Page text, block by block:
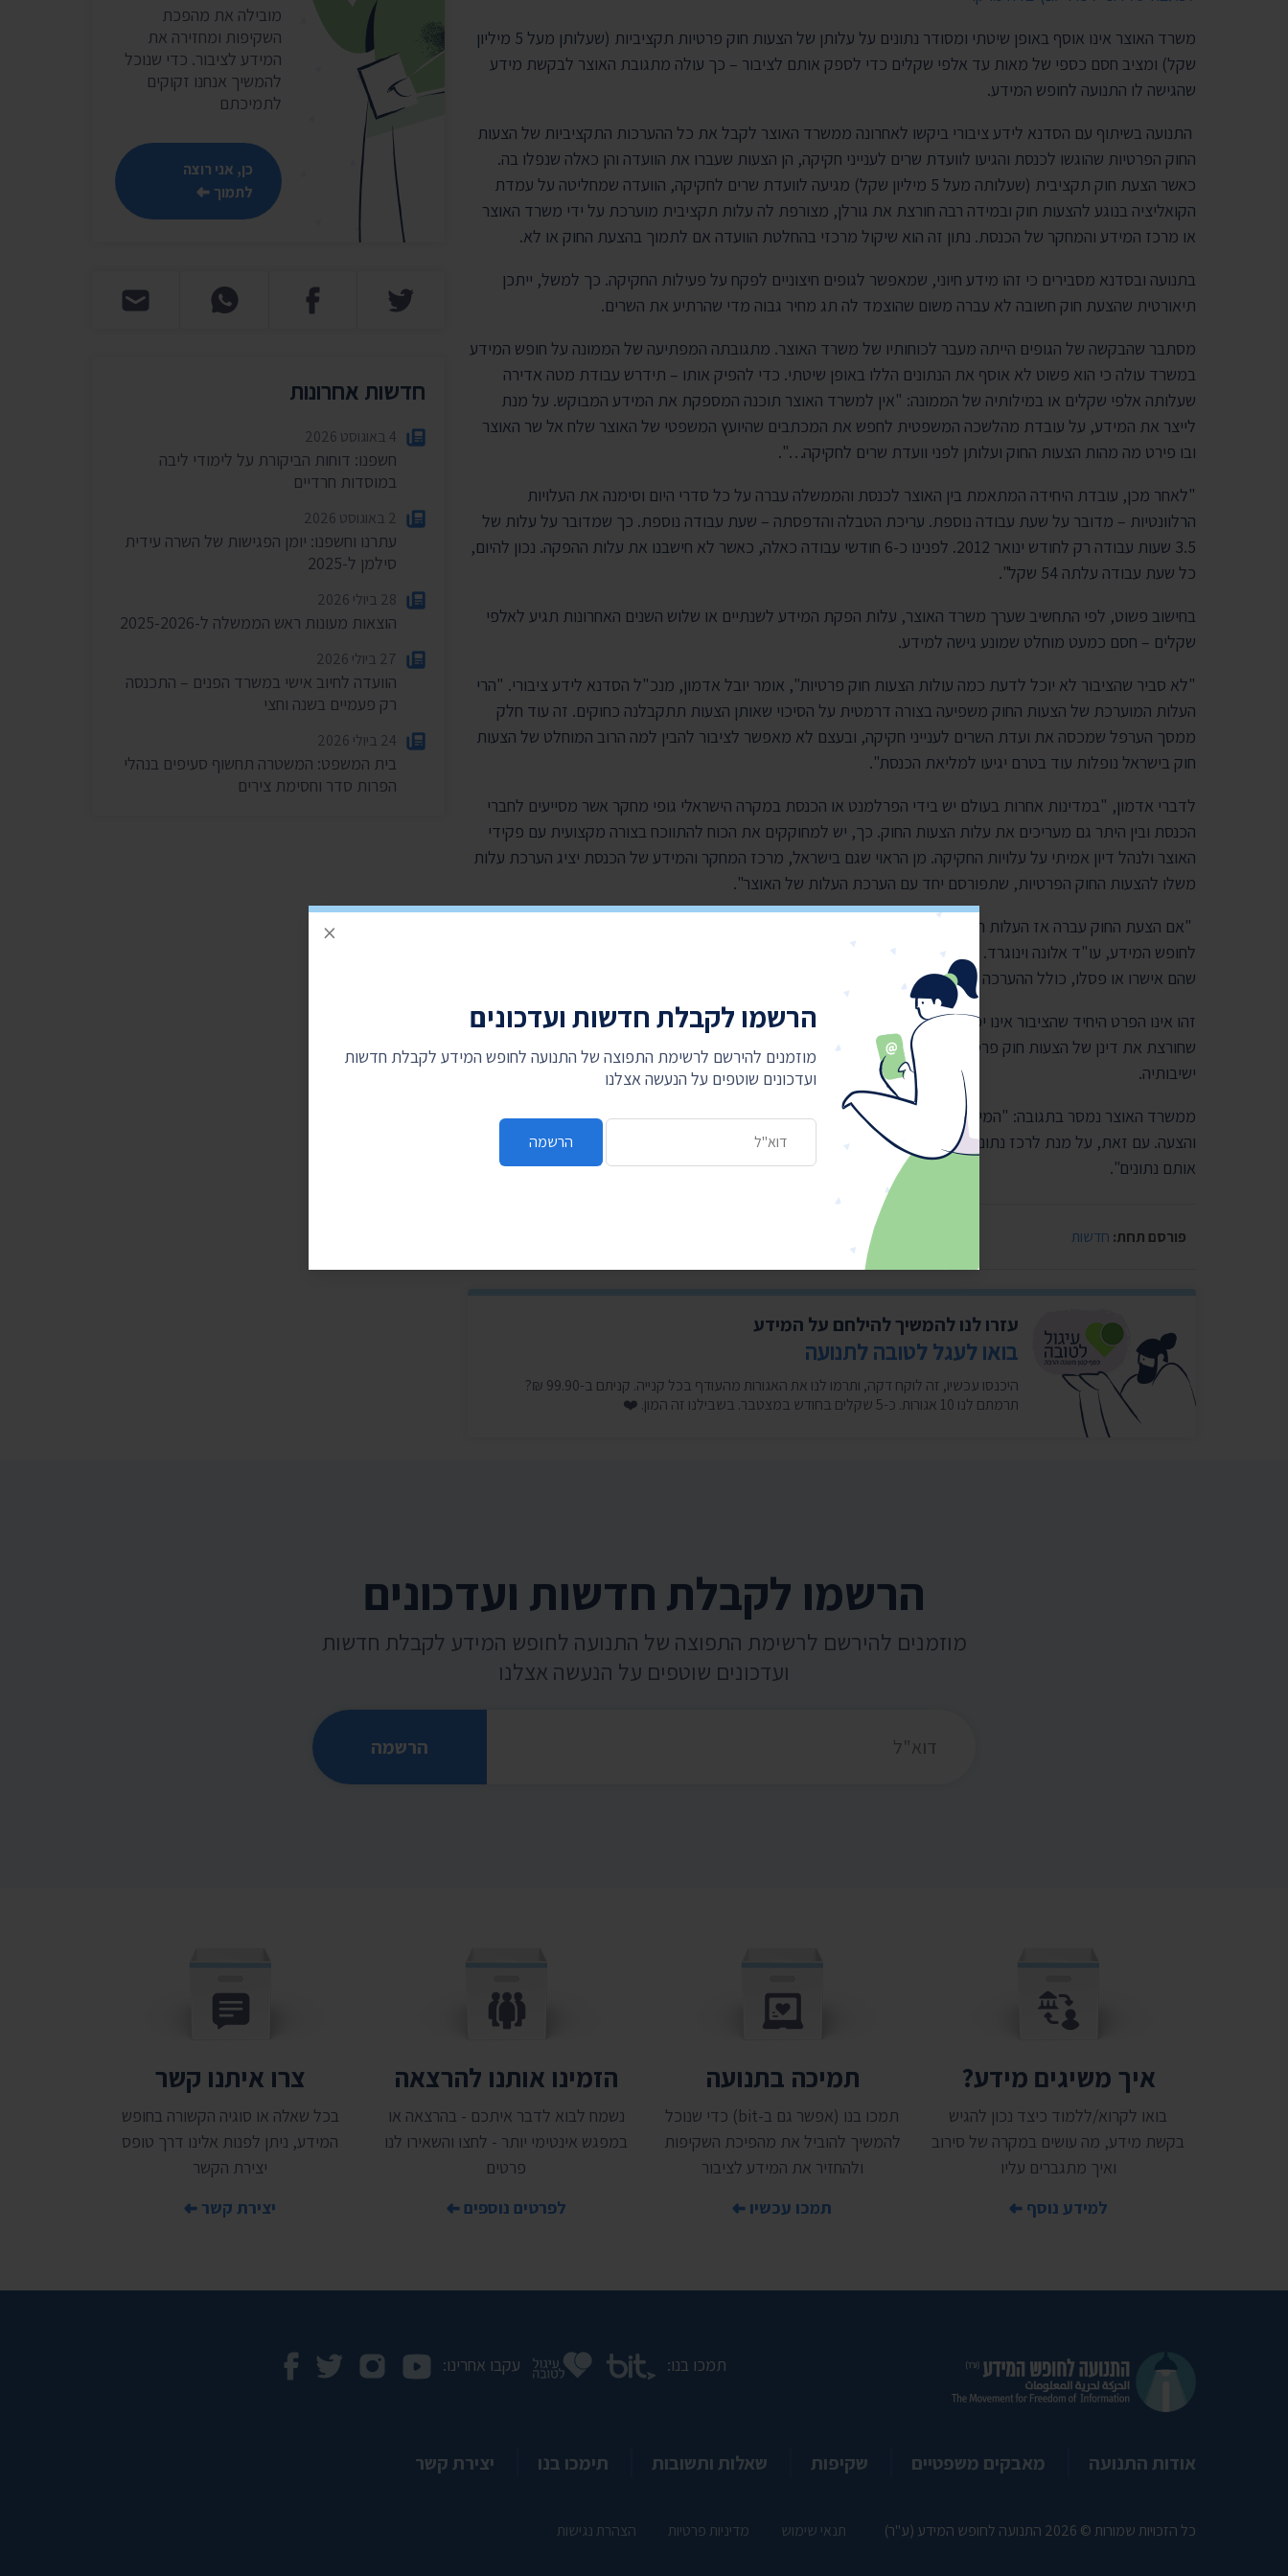
הרשמו לקבלת חדשות ועדכונים
מוזמנים להירשם לרשימת התפוצה של התנועה לחופש המידע לקבלת חדשות
ועדכונים שוטפים על הנעשה אצלנו
הרשמה
×
בית הנשיא
נושאים נוספים ›
משרד האוצר אינו אוסף באופן שיטתי ומסודר נתונים על עלותן של הצעות חוק פרטיות תקציביות (שעלותן מעל 5 מיליון
שקל) ומציב חסם כספי של מאות עד אלפי שקלים כדי לספק אותם לציבור – כך עולה מתגובת האוצר לבקשת מידע
שהגישה לו התנועה לחופש המידע.
התנועה בשיתוף עם הסדנא לידע ציבורי ביקשו לאחרונה ממשרד האוצר לקבל את כל ההערכות התקציביות של הצעות
החוק הפרטיות שהוגשו לכנסת והגיעו לוועדת שרים לענייני חקיקה, הן הצעות שעברו את הוועדה והן כאלה שנפלו בה.
כאשר הצעת חוק תקציבית (שעלותה מעל 5 מיליון שקל) מגיעה לוועדת שרים לחקיקה, הוועדה שמחליטה על עמדת
הקואליציה בנוגע להצעות חוק ובמידה רבה חורצת את גורלן, מצורפת לה עלות תקציבית מוערכת על ידי משרד האוצר
או מרכז המידע והמחקר של הכנסת. נתון זה הוא שיקול מרכזי בהחלטת הוועדה אם לתמוך בהצעת החוק או לא.
בתנועה ובסדנא מסבירים כי זהו מידע חיוני, שמאפשר לגופים חיצוניים לפקח על פעילות החקיקה. כך למשל, ייתכן
תיאורטית שהצעת חוק חשובה לא עברה משום שהוצמד לה תג מחיר גבוה מדי שהרתיע את השרים.
מסתבר שהבקשה של הגופים הייתה מעבר לכוחותיו של משרד האוצר. מתגובתה המפתיעה של הממונה על חופש המידע
במשרד עולה כי הוא פשוט לא אוסף את הנתונים הללו באופן שיטתי. כדי להפיק אותו – תידרש עבודת מטה אדירה
שעלותה אלפי שקלים או במילותיה של הממונה: "אין למשרד האוצר תוכנה המספקת את המידע המבוקש. על מנת
לייצר את המידע, על עובדת מהלשכה המשפטית לחפש את המכתבים שהיועץ המשפטי של האוצר שלח אל שר האוצר
ובו פירט מה מהות הצעות החוק ועלותן לפני וועדת שרים לחקיקה…".
"לאחר מכן, עובדת היחידה המתאמת בין האוצר לכנסת והממשלה עברה על כל סדרי היום וסימנה את העלויות
הרלוונטיות – מדובר על שעת עבודה נוספת. עריכת הטבלה והדפסתה – שעת עבודה נוספת. כך שמדובר על עלות של
3.5 שעות עבודה רק לחודש ינואר 2012. לפנינו כ-6 חודשי עבודה כאלה, כאשר לא חישבנו את עלות ההפקה. נכון להיום,
כל שעת עבודה עלתה 54 שקל".
בחישוב פשוט, לפי התחשיב שערך משרד האוצר, עלות הפקת המידע לשנתיים או שלוש השנים האחרונות תגיע לאלפי
שקלים – חסם כמעט מוחלט שמונע גישה למידע.
"לא סביר שהציבור לא יוכל לדעת כמה עולות הצעות חוק פרטיות", אומר יובל אדמון, מנכ"ל הסדנא לידע ציבורי. "הרי
העלות המוערכת של הצעות החוק משפיעה בצורה דרמטית על הסיכוי שאותן הצעות תתקבלנה כחוקים. זה עוד חלק
ממסך הערפל שמכסה את ועדת השרים לענייני חקיקה, ובעצם לא מאפשר לציבור להבין למה הרוב המוחלט של הצעות
חוק בישראל נופלות עוד בטרם יגיעו למליאת הכנסת".
לדברי אדמון, "במדינות אחרות בעולם יש בידי הפרלמנט או הכנסת במקרה הישראלי גופי מחקר אשר מסייעים לחברי
הכנסת ובין היתר גם מעריכים את עלות הצעות החוק. כך, יש למחוקקים את הכוח להתווכח בצורה מקצועית עם פקידי
האוצר ולנהל דיון אמיתי על עלויות החקיקה. מן הראוי שגם בישראל, מרכז המחקר והמידע של הכנסת יציג הערכת עלות
משלו להצעות החוק הפרטיות, שתפורסם יחד עם הערכת העלות של האוצר".
"אם הצעת החוק עברה אז העלות התקציבית מפורסמת. הבעיה היא עם החוקים שלא עברו", מחדדת מנכ"לית התנועה
לחופש המידע, עו"ד אלונה וינוגרד. "כשוועדת שרים לחקיקה לא גלויה ואין לנו את המידע שהשרים קיבלו לגבי החוקים
שהם אישרו או פסלו, כולל ההערכה התקציבית, אנחנו בעצם לא יכולים לדעת מה גרם להם להצביע בעד או נגד".
זהו אינו הפרט היחיד שהציבור אינו יכול להיחשף אליו בעבודת ועדת השרים לחקיקה, אחת הוועדות החשובות בישראל,
שחורצת את דינן של הצעות חוק פרטיות. הוועדה גם אינה מפרסמת את האופן שבו הצביעו חבריה ואת הפרוטוקולים של
ישיבותיה.
ממשרד האוצר נמסר בתגובה: "המידע לגבי עלותן של הצעות חוק תקציביות קיים אך באופן פרטני עבור כל הצעה
והצעה. עם זאת, על מנת לרכז נתונים שנוגעים ל-4 שנים נדרשת עבודה רבה מאחר שאין מערכת אחת שמרכזת את כל
אותם נתונים".
פורסם תחת: חדשות
עזרו לנו להמשיך להילחם על המידע
בואו לעגל לטובה לתנועה
היכנסו עכשיו, זה לוקח דקה, ותרמו לנו את האגורות מהעודף בכל קנייה. קניתם ב-99.90 ₪?
תרמתם לנו 10 אגורות. כ-5 שקלים בחודש במצטבר. בשבילנו זה המון. ❤️
מובילה את מהפכת
השקיפות ומחזירה את
המידע לציבור. כדי שנוכל
להמשיך אנחנו זקוקים
לתמיכתם
כן, אני רוצה
לתמוך
חדשות אחרונות
4 באוגוסט 2026
חשפנו: דוחות הביקורת על לימודי ליבה
במוסדות חרדיים
2 באוגוסט 2026
עתרנו וחשפנו: יומן הפגישות של השרה עידית
סילמן ל-2025
28 ביולי 2026
הוצאות מעונות ראש הממשלה ל-2025-2026
27 ביולי 2026
הוועדה לחיוב אישי במשרד הפנים – התכנסה
רק פעמיים בשנה וחצי
24 ביולי 2026
בית המשפט: המשטרה תחשוף סעיפים בנהלי
הפרות סדר וחסימת צירים
הרשמו לקבלת חדשות ועדכונים
מוזמנים להירשם לרשימת התפוצה של התנועה לחופש המידע לקבלת חדשות
ועדכונים שוטפים על הנעשה אצלנו
הרשמה
איך משיגים מידע?
בואו לקרוא/ללמוד כיצד נכון להגיש
בקשת מידע, מה עושים במקרה של סירוב
ואיך מתגברים עליו
למידע נוסף
תמיכה בתנועה
תמכו בנו (אפשר גם ב-bit) כדי שנוכל
להמשיך להוביל את מהפיכת השקיפות
ולהחזיר את המידע לציבור
תמכו עכשיו
הזמינו אותנו להרצאה
נשמח לבוא לדבר איתכם - בהרצאה או
במפגש אינטימי יותר - לחצו והשאירו לנו
פרטים
לפרטים נוספים
צרו איתנו קשר
בכל שאלה או סוגיה הקשורה בחופש
המידע, ניתן לפנות אלינו דרך טופס
יצירת הקשר
יצירת קשר
תמכו בנו: עקבו אחרינו:
אודות התנועה מאבקים משפטיים שקיפות שאלות ותשובות תימכו בנו יצירת קשר
כל הזכויות שמורות © 2026 התנועה לחופש המידע (ע"ר) תנאי שימוש מדיניות פרטיות הצהרת נגישות